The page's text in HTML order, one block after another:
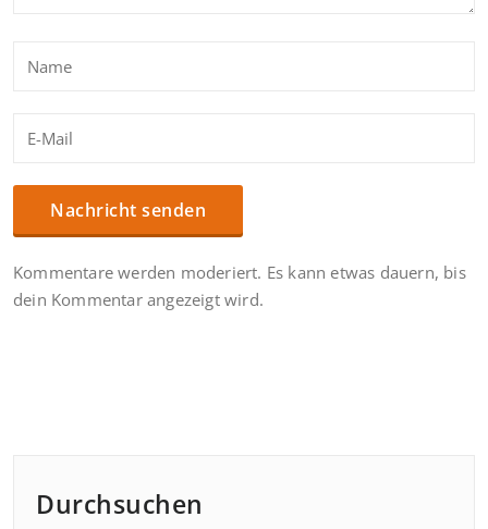
Kommentare werden moderiert. Es kann etwas dauern, bis
dein Kommentar angezeigt wird.
Durchsuchen